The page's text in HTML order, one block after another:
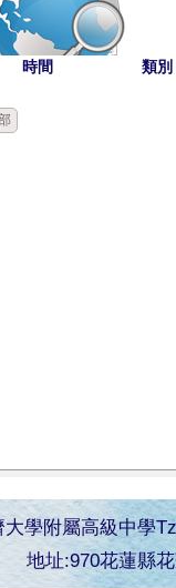
時間 類別
學附屬高級中學
地址:970花蓮縣